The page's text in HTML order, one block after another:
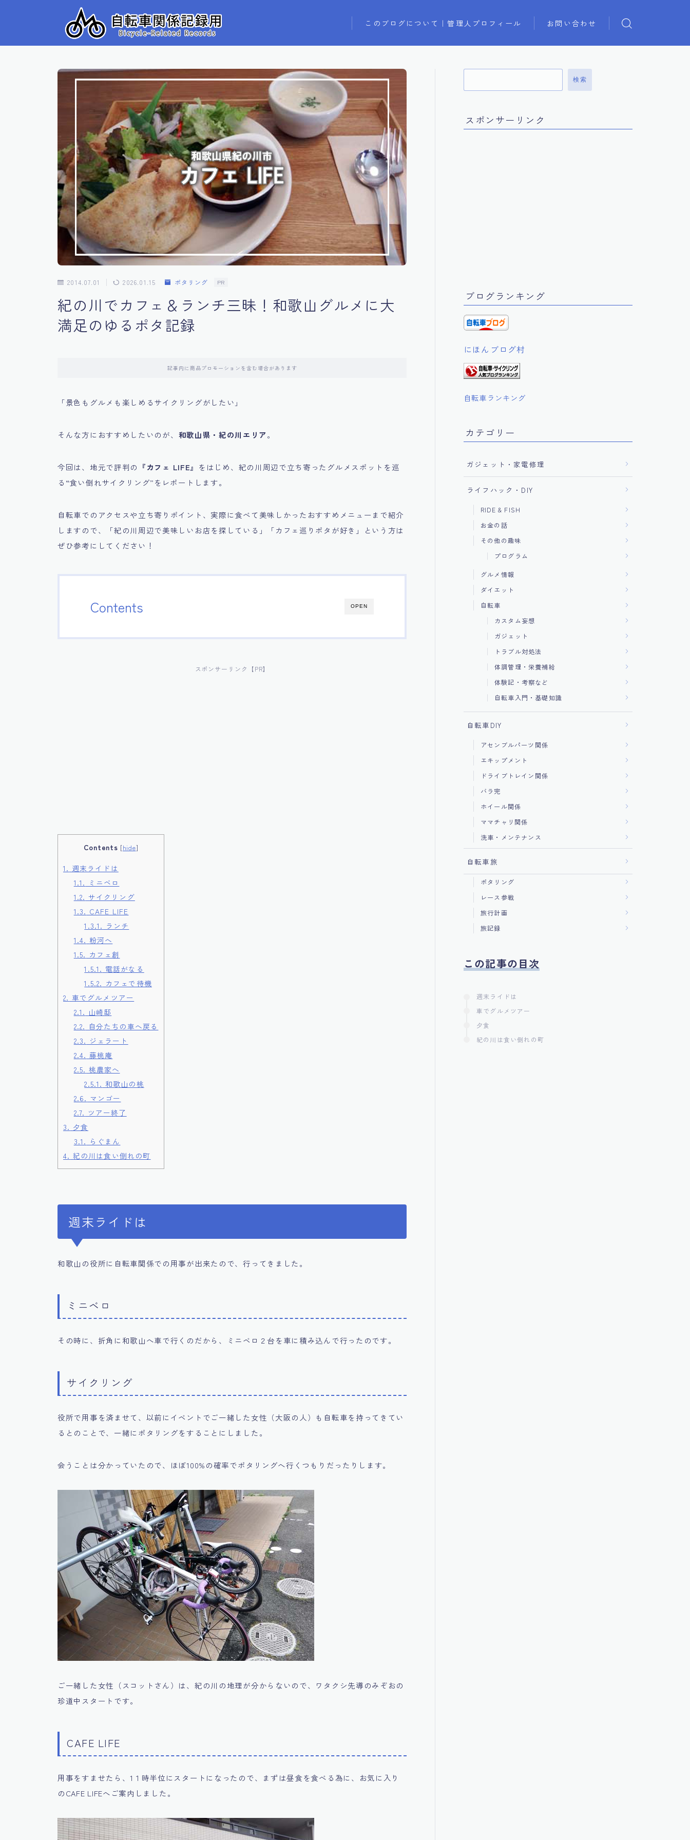
このブログについて｜管理人プロフィール お問い合わせ
2014.07.01 2026.01.15 ポタリング PR
紀の川でカフェ＆ランチ三昧！和歌山グルメに大
満足のゆるポタ記録
記事内に商品プロモーションを含む場合があります
「景色もグルメも楽しめるサイクリングがしたい」
そんな方におすすめしたいのが、 和歌山県・紀の川エリア。
今回は、地元で評判の 『カフェ LIFE』 をはじめ、紀の川周辺で立ち寄ったグルメスポットを巡
る“食い倒れサイクリング”をレポートします。
自転車でのアクセスや立ち寄りポイント、実際に食べて美味しかったおすすめメニューまで紹介
しますので、「紀の川周辺で美味しいお店を探している」「カフェ巡りポタが好き」という方は
ぜひ参考にしてください！
OPEN
Contents
スポンサーリンク【PR】
Contents [hide]
1. 週末ライドは
1.1. ミニベロ
1.2. サイクリング
1.3. CAFE LIFE
1.3.1. ランチ
1.4. 粉河へ
1.5. カフェ創
1.5.1. 電話がなる
1.5.2. カフェで待機
2. 車でグルメツアー
2.1. 山崎邸
2.2. 自分たちの車へ戻る
2.3. ジェラート
2.4. 藤桃庵
2.5. 桃農家へ
2.5.1. 和歌山の桃
2.6. マンゴー
2.7. ツアー終了
3. 夕食
3.1. らぐまん
4. 紀の川は食い倒れの町
週末ライドは
和歌山の役所に自転車関係での用事が出来たので、行ってきました。
ミニベロ
その時に、折角に和歌山へ車で行くのだから、ミニベロ２台を車に積み込んで行ったのです。
サイクリング
役所で用事を済ませて、以前にイベントでご一緒した女性（大阪の人）も自転車を持ってきてい
るとのことで、一緒にポタリングをすることにしました。
会うことは分かっていたので、ほぼ100%の確率でポタリングへ行くつもりだったりします。
ご一緒した女性（スコットさん）は、紀の川の地理が分からないので、ワタクシ先導のみぞおの
珍道中スタートです。
CAFE LIFE
用事をすませたら、1１時半位にスタートになったので、まずは昼食を食べる為に、お気に入り
のCAFE LIFEへご案内しました。
検索
スポンサーリンク
ブログランキング
にほんブログ村
自転車ランキング
カテゴリー
ガジェット・家電修理
ライフハック・DIY
RIDE & FISH
お金の話
その他の趣味
プログラム
グルメ情報
ダイエット
自転車
カスタム妄想
ガジェット
トラブル対処法
体調管理・栄養補給
体験記・考察など
自転車入門・基礎知識
自転車DIY
アセンブルパーツ関係
エキップメント
ドライブトレイン関係
バラ完
ホイール関係
ママチャリ関係
洗車・メンテナンス
自転車旅
ポタリング
レース参戦
旅行計画
旅記録
この記事の目次
週末ライドは
車でグルメツアー
夕食
紀の川は食い倒れの町